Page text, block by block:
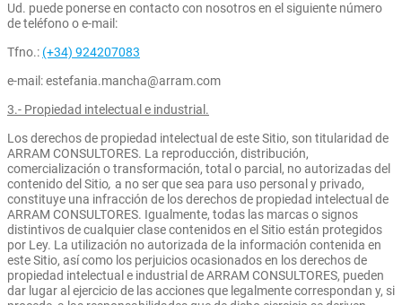
Ud. puede ponerse en contacto con nosotros en el siguiente número
de teléfono o e-mail:
Tfno.: (+34) 924207083
e-mail: estefania.mancha@arram.com
3.- Propiedad intelectual e industrial.
Los derechos de propiedad intelectual de este Sitio, son titularidad de
ARRAM CONSULTORES. La reproducción, distribución,
comercialización o transformación, total o parcial, no autorizadas del
contenido del Sitio, a no ser que sea para uso personal y privado,
constituye una infracción de los derechos de propiedad intelectual de
ARRAM CONSULTORES. Igualmente, todas las marcas o signos
distintivos de cualquier clase contenidos en el Sitio están protegidos
por Ley. La utilización no autorizada de la información contenida en
este Sitio, así como los perjuicios ocasionados en los derechos de
propiedad intelectual e industrial de ARRAM CONSULTORES, pueden
dar lugar al ejercicio de las acciones que legalmente correspondan y, si